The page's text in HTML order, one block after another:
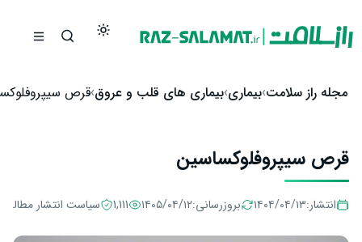
مجله راز سلامت بیماری بیماری های قلب و عروق قرص
قرص سیپروفلوکساسین
انتشار:۱۴۰۴/۰۴/۱۳ بروزرسانی:۱۴۰۵/۰۴/۱۲ 1,111 سیاست انتشار مطالب